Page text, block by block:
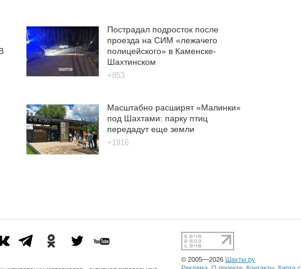
Пострадал подросток после
проезда на СИМ «лежачего
полицейского» в Каменске-
Шахтинском
+853
Масштабно расширят «Малинки»
под Шахтами: парку птиц
передадут еще земли
+1916
© 2005—2026 Шахты.ру